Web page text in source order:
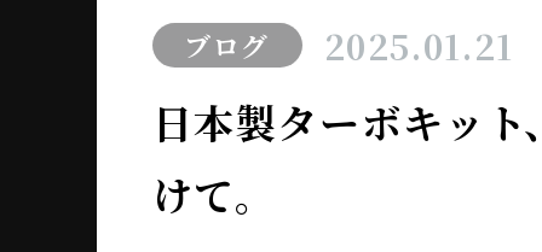
ブログ 2025.01.21
日本製ターボキッ
けて。